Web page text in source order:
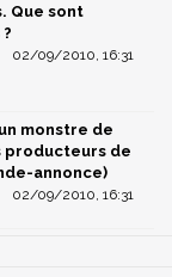
Que sont
02/09/2010, 16:31
monstre de
producteurs de
annonce)
02/09/2010, 16:31